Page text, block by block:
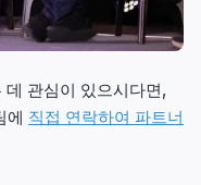
관심이 있으시다면,
에 직접 연락하여 파트너